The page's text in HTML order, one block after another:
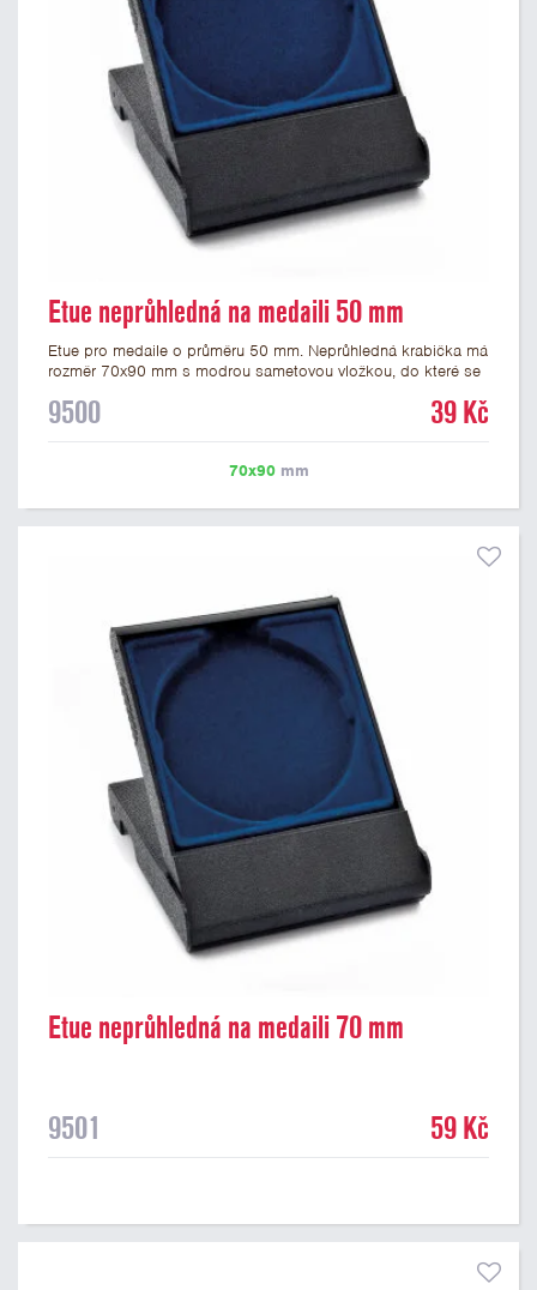
Etue neprůhledná na medaili 50 mm
Etue pro medaile o průměru 50 mm. Neprůhledná krabička má
rozměr 70x90 mm s modrou sametovou vložkou, do které se
významné sportovní či kulturní události.
9500 39 Kč
70x90mm
Etue neprůhledná na medaili 70 mm
9501 59 Kč